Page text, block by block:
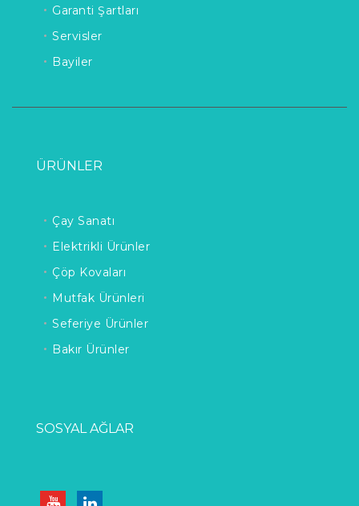
Garanti Şartları
Servisler
Bayiler
ÜRÜNLER
Çay Sanatı
Elektrikli Ürünler
Çöp Kovaları
Mutfak Ürünleri
Seferiye Ürünler
Bakır Ürünler
SOSYAL AĞLAR